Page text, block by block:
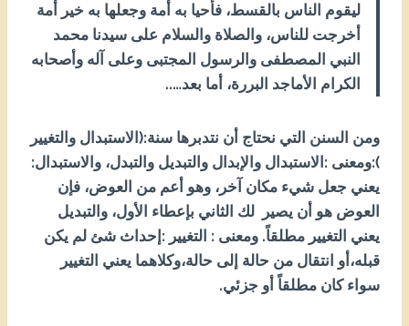
ليقوم الناس بالقسط، فأحيا به أمة وجعلها به خير أمة
أخرجت للناس، والصلاة والسلام على سيدنا محمد
النبي المصطفى والرسول المجتبى وعلى آله وأصحابه
الكرام الأماجد البررة، أما بعد…..
ومن السنن التي نحتاج أن نتدبرها سنة:(الاستبدال والتغيير
):ومعنى :الاستبدال والإبدال والتبديل والتبدل، والاستبدال:
يعني جعل شيء مكان آخر، وهو أعم من العوض، فإن
العوض هو أن يصير
لك الثاني بإعطاء الأول، والتبديل
يعني التغيير مطلقاً. ومعنى : التغيير :إحداث شئ لم يكن
قبله،أو انتقال من حالة إلى حالة،وكلاهما يعني التغيير
سواء كان مطلقاً أو جزئي.